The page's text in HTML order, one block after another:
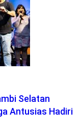
Selatan
Antusias Hadiri